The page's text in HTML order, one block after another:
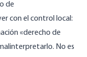
de
con el control local:
«derecho de
No es